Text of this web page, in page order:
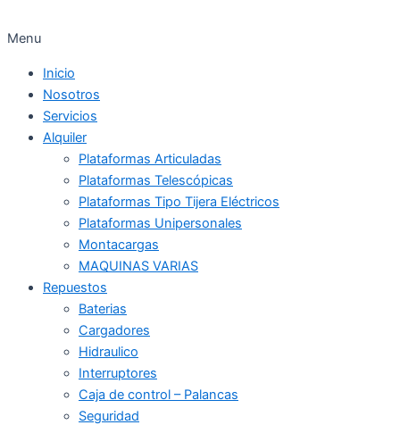
Menu
Inicio
Nosotros
Servicios
Alquiler
Plataformas Articuladas
Plataformas Telescópicas
Plataformas Tipo Tijera Eléctricos
Plataformas Unipersonales
Montacargas
MAQUINAS VARIAS
Repuestos
Baterias
Cargadores
Hidraulico
Interruptores
Caja de control – Palancas
Seguridad